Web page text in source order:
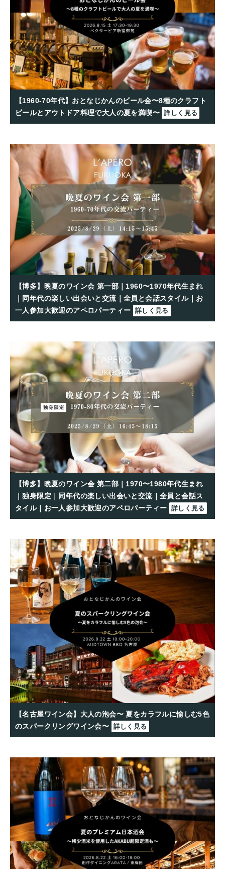
【1960-70年代】おとなじかんのビール会〜8種のクラフト
ビールとアウトドア料理で大人の夏を満喫〜 詳しく見る
【博多】晩夏のワイン会 第一部｜1960〜1970年代生まれ
｜同年代の楽しい出会いと交流｜全員と会話スタイル｜お
一人参加大歓迎のアペロパーティー 詳しく見る
【博多】晩夏のワイン会 第二部｜1970〜1980年代生まれ
｜独身限定｜同年代の楽しい出会いと交流｜全員と会話ス
タイル｜お一人参加大歓迎のアペロパーティー 詳しく見る
【名古屋ワイン会】大人の泡会〜 夏をカラフルに愉しむ5色
のスパークリングワイン会〜 詳しく見る